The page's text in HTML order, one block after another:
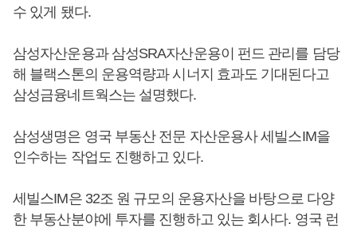
수 있게 됐다.
삼성자산운용과 삼성SRA자산운용이 펀드 관리를 담당
해 블랙스톤의 운용역량과 시너지 효과도 기대된다고
삼성금융네트웍스는 설명했다.
삼성생명은 영국 부동산 전문 자산운용사 세빌스IM을
인수하는 작업도 진행하고 있다.
세빌스IM은 32조 원 규모의 운용자산을 바탕으로 다양
한 부동산분야에 투자를 진행하고 있는 회사다. 영국 런